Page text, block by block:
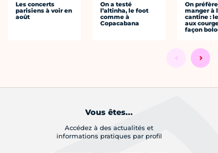
Les concerts
parisiens à voir en
août
On a testé
l’altinha, le foot
comme à
Copacabana
On préfère
manger à
cantine :
aux
façon
Vous êtes...
Accédez à des actualités et
informations pratiques par profil